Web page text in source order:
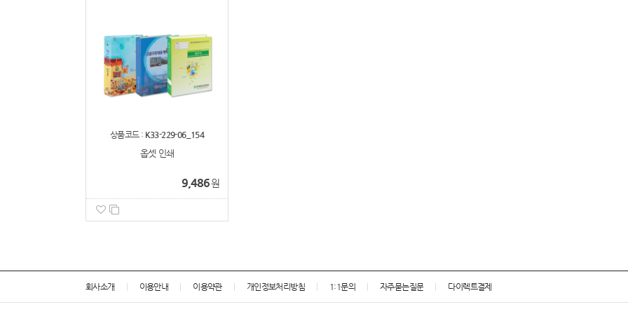
상품코드 : K33-229-06_154
옵셋 인쇄
9,486원
회사소개 이용안내 이용약관 개인정보처리방침 1:1문의 자주묻는질문 다이렉트결제